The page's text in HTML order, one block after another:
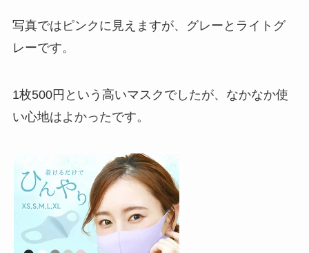
写真ではピンクに見えますが、グレーとライトグ
レーです。
1枚500円という高いマスクでしたが、なかなか使
い心地はよかったです。